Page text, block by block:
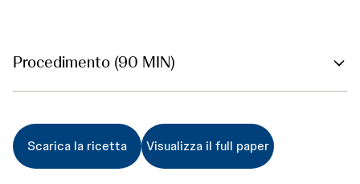
Procedimento (90 MIN)
Scarica la ricetta Visualizza il full paper